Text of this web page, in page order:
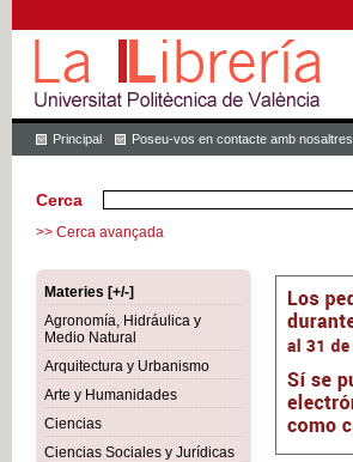
Principal Poseu-vos en contacte amb nosaltres
Cerca
>> Cerca avançada
Materies [+/-]
Agronomía, Hidráulica y
Medio Natural
Arquitectura y Urbanismo
Arte y Humanidades
Ciencias
Ciencias Sociales y Jurídicas